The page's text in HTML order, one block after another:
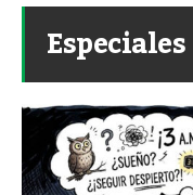
Especiales